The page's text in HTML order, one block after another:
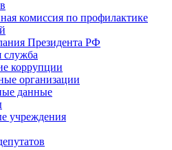
комиссия по профилактике
Президента РФ
коррупции
организации
данные
учреждения